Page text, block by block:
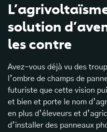
solution
les contre
Avez-vous déjà vu des
l’ombre de champs de
futuriste que cette vision
et bien et porte le nom
en plus d’éleveurs et
d’installer des panneaux